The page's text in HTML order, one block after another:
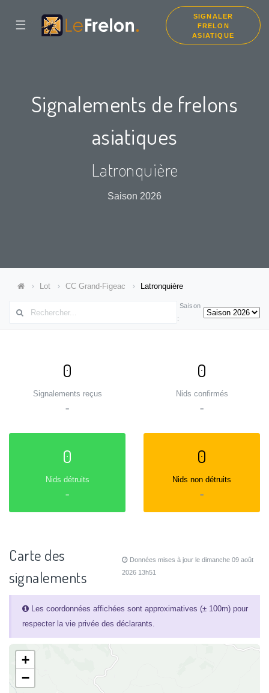
☰
SIGNALER
FRELON
ASIATIQUE
Signalements de frelons
asiatiques
Latronquière
Saison 2026
Lot CC Grand-Figeac Latronquière
Saison
:
0
Signalements reçus
=
0
Nids confirmés
=
0
Nids détruits
=
0
Nids non détruits
=
Carte des
signalements
Données mises à jour le dimanche 09 août
2026 13h51
Les coordonnées affichées sont approximatives (± 100m) pour
respecter la vie privée des déclarants.
+
−